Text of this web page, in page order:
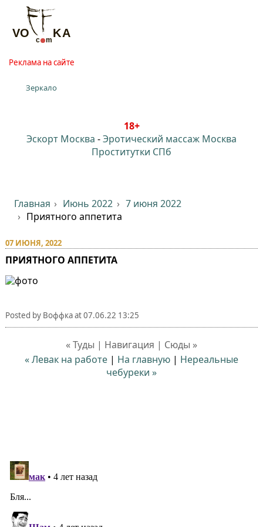
Реклама на сайте
Зеркало
18+
Эскорт Москва -Эротический массаж Москва
Проститутки СПб
Главная Июнь 2022
7 июня 2022
Приятного аппетита
07 ИЮНЯ, 2022
ПРИЯТНОГО АППЕТИТА
Posted by Воффкаat07.06.22 13:25
« Туды | Навигация | Сюды »
« Левак на работе | На главную | Нереальные
чебуреки »